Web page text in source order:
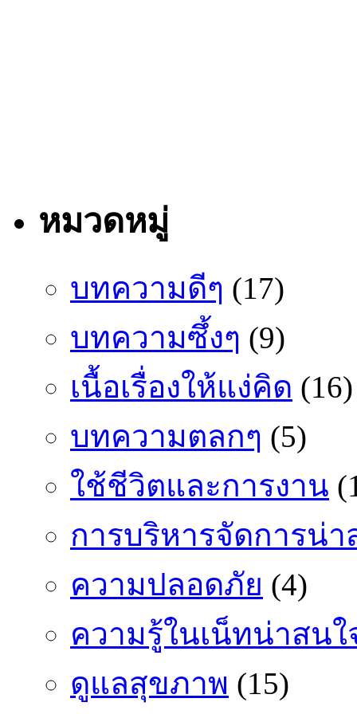
หมวดหมู่
บทความดีๆ (17)
บทความซึ้งๆ (9)
เนื้อเรื่องให้แง่คิด (16)
บทความตลกๆ (5)
ใช้ชีวิตและการงาน
การบริหารจัดการน่า
ความปลอดภัย (4)
ความรู้ในเน็ทน่าสนใ
ดูแลสุขภาพ (15)